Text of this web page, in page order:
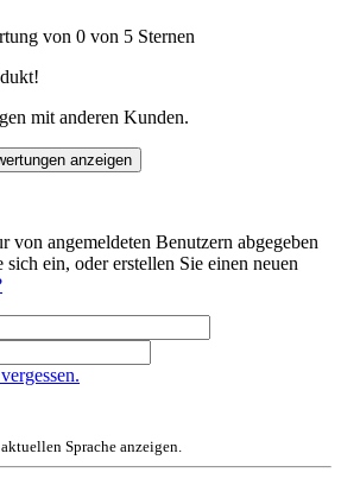
von 0 von 5 Sternen
mit anderen Kunden.
anzeigen
von angemeldeten Benutzern abgegeben
ein, oder erstellen Sie einen neuen
Sprache anzeigen.